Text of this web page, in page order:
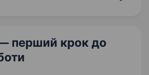
перший крок до